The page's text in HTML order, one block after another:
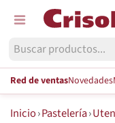
Red de ventasNovedades
Inicio›Pastelería›